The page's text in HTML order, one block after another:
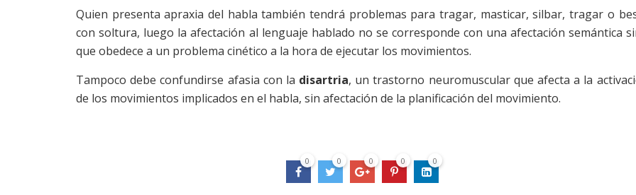
Quien presenta apraxia del habla también tendrá problemas para tragar, masticar, silbar, tragar o
con soltura, luego la afectación al lenguaje hablado no se corresponde con una afectación semántica
que obedece a un problema cinético a la hora de ejecutar los movimientos.
Tampoco debe confundirse afasia con la disartria, un trastorno neuromuscular que afecta a la
de los movimientos implicados en el habla, sin afectación de la planificación del movimiento.
0 0 0 0 0